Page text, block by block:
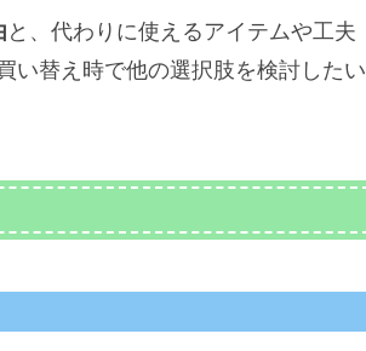
と、代わりに使えるアイテムや工夫
い替え時で他の選択肢を検討したい